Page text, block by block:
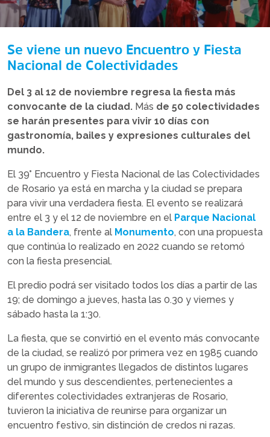
Se viene un nuevo Encuentro y Fiesta
Nacional de Colectividades
Del 3 al 12 de noviembre regresa la fiesta más
convocante de la ciudad. Más de 50 colectividades
se harán presentes para vivir 10 días con
gastronomía, bailes y expresiones culturales del
mundo.
El 39° Encuentro y Fiesta Nacional de las Colectividades
de Rosario ya está en marcha y la ciudad se prepara
para vivir una verdadera fiesta. El evento se realizará
entre el 3 y el 12 de noviembre en el Parque Nacional
a la Bandera, frente al Monumento, con una propuesta
que continúa lo realizado en 2022 cuando se retomó
con la fiesta presencial.
El predio podrá ser visitado todos los días a partir de las
19; de domingo a jueves, hasta las 0.30 y viernes y
sábado hasta la 1:30.
La fiesta, que se convirtió en el evento más convocante
de la ciudad, se realizó por primera vez en 1985 cuando
un grupo de inmigrantes llegados de distintos lugares
del mundo y sus descendientes, pertenecientes a
diferentes colectividades extranjeras de Rosario,
tuvieron la iniciativa de reunirse para organizar un
encuentro festivo, sin distinción de credos ni razas.